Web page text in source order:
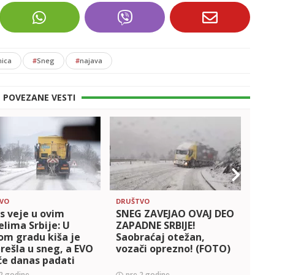
#Sneg #najava
POVEZANE VESTI
veje u ovim
Srbije: U
gradu kiša je
u sneg, a EVO
danas padati
DRUŠTVO
SNEG ZAVEJAO OVAJ DEO
ZAPADNE SRBIJE!
Saobraćaj otežan,
vozači oprezno! (FOTO)